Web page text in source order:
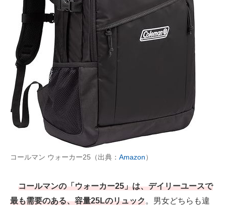
コールマン ウォーカー25（出典： Amazon）
コールマンの「ウォーカー25」は、デイリーユースで
最も需要のある、容量25Lのリュック。男女どちらも違